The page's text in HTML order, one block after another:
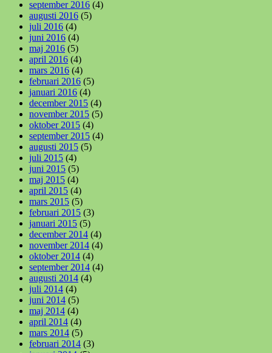
september 2016 (4)
augusti 2016 (5)
juli 2016 (4)
juni 2016 (4)
maj 2016 (5)
april 2016 (4)
mars 2016 (4)
februari 2016 (5)
januari 2016 (4)
december 2015 (4)
november 2015 (5)
oktober 2015 (4)
september 2015 (4)
augusti 2015 (5)
juli 2015 (4)
juni 2015 (5)
maj 2015 (4)
april 2015 (4)
mars 2015 (5)
februari 2015 (3)
januari 2015 (5)
december 2014 (4)
november 2014 (4)
oktober 2014 (4)
september 2014 (4)
augusti 2014 (4)
juli 2014 (4)
juni 2014 (5)
maj 2014 (4)
april 2014 (4)
mars 2014 (5)
februari 2014 (3)